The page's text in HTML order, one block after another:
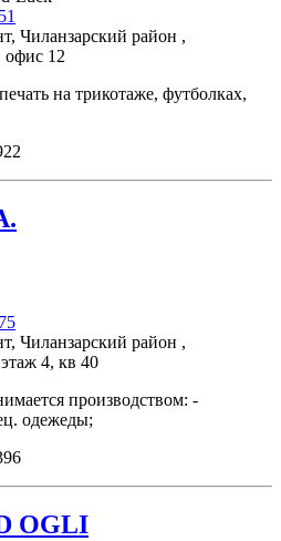
Чиланзарский район ,
офис 12
на трикотаже, футболках,
Чиланзарский район ,
4, кв 40
производством: -
одежеды;
OGLI